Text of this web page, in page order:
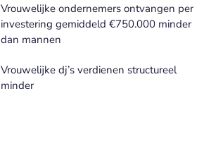
Vrouwelijke ondernemers ontvangen per
investering gemiddeld €750.000 minder
dan mannen
Vrouwelijke dj’s verdienen structureel
minder